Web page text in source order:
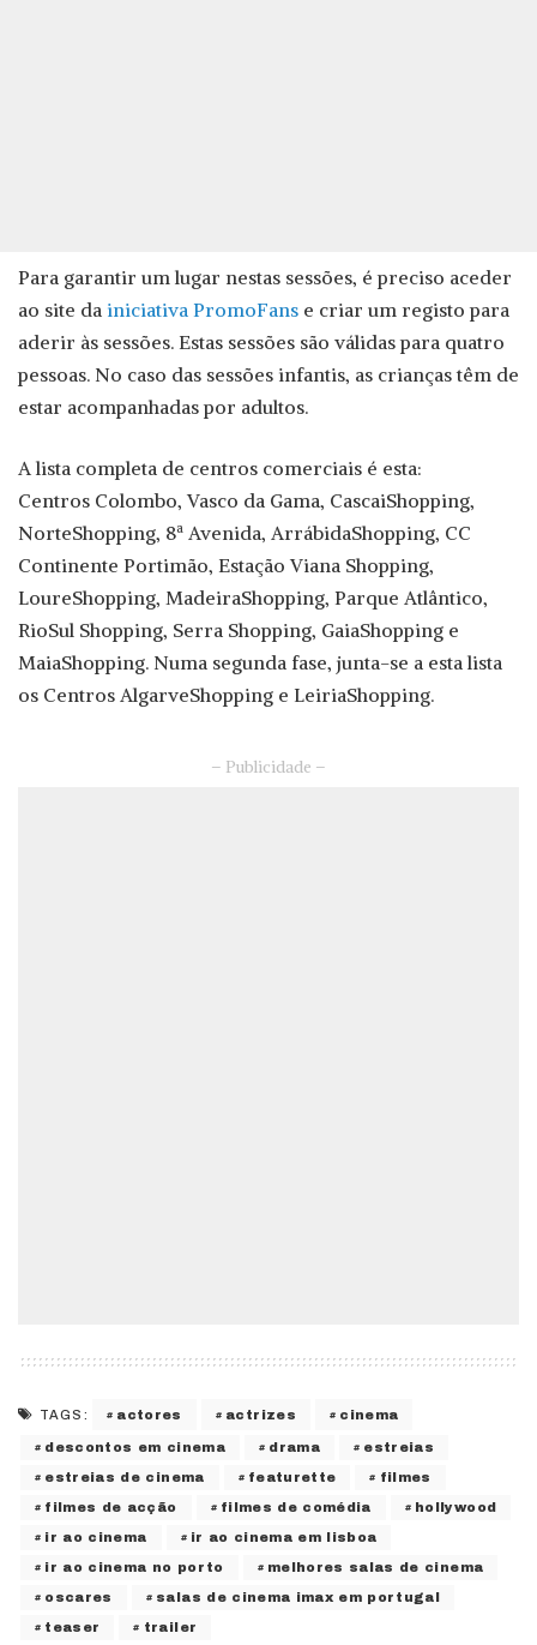
Para garantir um lugar nestas sessões, é preciso aceder
ao site da iniciativa PromoFans e criar um registo para
aderir às sessões. Estas sessões são válidas para quatro
pessoas. No caso das sessões infantis, as crianças têm de
estar acompanhadas por adultos.
A lista completa de centros comerciais é esta:
Centros Colombo, Vasco da Gama, CascaiShopping,
NorteShopping, 8ª Avenida, ArrábidaShopping, CC
Continente Portimão, Estação Viana Shopping,
LoureShopping, MadeiraShopping, Parque Atlântico,
RioSul Shopping, Serra Shopping, GaiaShopping e
MaiaShopping. Numa segunda fase, junta-se a esta lista
os Centros AlgarveShopping e LeiriaShopping.
– Publicidade –
TAGS: actores actrizes cinema
descontos em cinema drama estreias
estreias de cinema featurette filmes
filmes de acção filmes de comédia hollywood
ir ao cinema ir ao cinema em lisboa
ir ao cinema no porto melhores salas de cinema
oscares salas de cinema imax em portugal
teaser trailer